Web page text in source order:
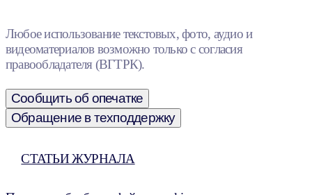
Любое использование текстовых, фото, аудио и
видеоматериалов возможно только с согласия
правообладателя (ВГТРК).
Сообщить об опечатке
Обращение в техподдержку
СТАТЬИ ЖУРНАЛА